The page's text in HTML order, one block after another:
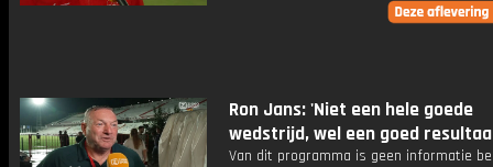
Ron Jans: 'Niet een hele goede
wedstrijd, wel een goed
Van dit programma is geen informatie